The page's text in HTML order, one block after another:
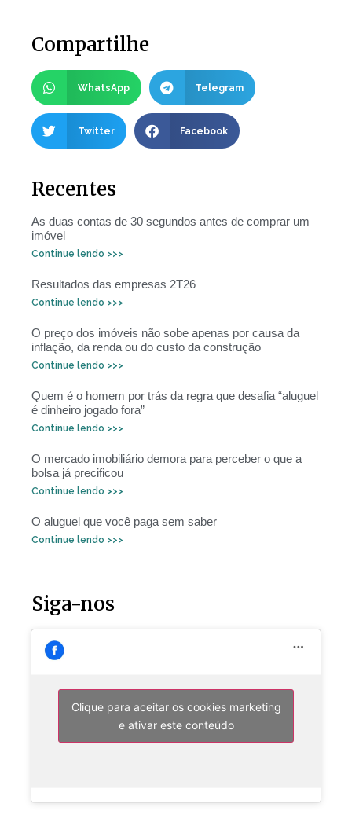
Compartilhe
WhatsApp Telegram
Twitter Facebook
Recentes
As duas contas de 30 segundos antes de comprar um
imóvel
Continue lendo >>>
Resultados das empresas 2T26
Continue lendo >>>
O preço dos imóveis não sobe apenas por causa da
inflação, da renda ou do custo da construção
Continue lendo >>>
Quem é o homem por trás da regra que desafia “aluguel
é dinheiro jogado fora”
Continue lendo >>>
O mercado imobiliário demora para perceber o que a
bolsa já precificou
Continue lendo >>>
O aluguel que você paga sem saber
Continue lendo >>>
Siga-nos
Clique para aceitar os cookies marketing
e ativar este conteúdo